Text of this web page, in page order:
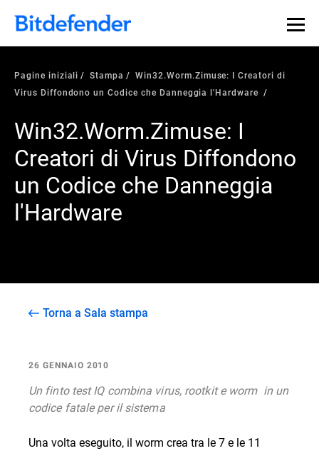
Pagine iniziali Stampa
Win32.Worm.Zimuse: I Creatori di
Virus Diffondono un Codice che Danneggia l'Hardware
Win32.Worm.Zimuse: I
Creatori di Virus Diffondono
un Codice che Danneggia
l'Hardware
Torna a Sala stampa
26 GENNAIO 2010
Un finto test IQ combina virus, rootkit e worm  in un
codice fatale per il sistema
Una volta eseguito, il worm crea tra le 7 e le 11